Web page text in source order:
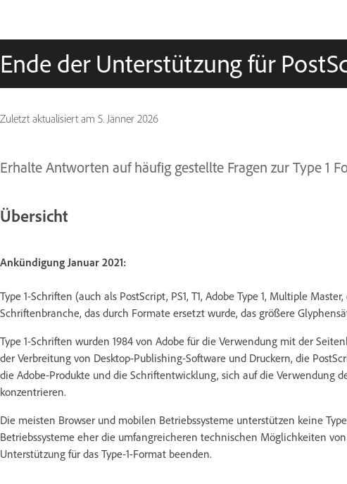
Ende der Unterstützung für
Zuletzt aktualisiert am 5. Jänner 2026
Erhalte Antworten auf häufig gestellte Fragen zur Type 1
Übersicht
Ankündigung Januar 2021:
Type 1-Schriften (auch als PostScript, PS1, T1, Adobe Type 1, Multiple
Schriftenbranche, das durch Formate ersetzt wurde, das größere
Type 1-Schriften wurden 1984 von Adobe für die Verwendung mit der
der Verbreitung von Desktop-Publishing-Software und Druckern, die
die Adobe-Produkte und die Schriftentwicklung, sich auf die Verwendung
konzentrieren.
Die meisten Browser und mobilen Betriebssysteme unterstützen keine
Betriebssysteme eher die umfangreicheren technischen Möglichkeiten
Unterstützung für das Type-1-Format beenden.